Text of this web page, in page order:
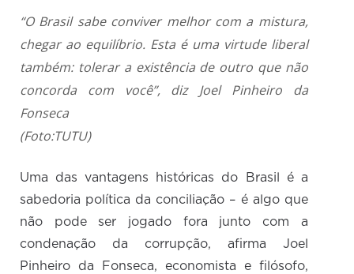
“O Brasil sabe conviver melhor com a mistura,
chegar ao equilíbrio. Esta é uma virtude liberal
também: tolerar a existência de outro que não
concorda com você”, diz Joel Pinheiro da
Fonseca
(Foto:TUTU)
Uma das vantagens históricas do Brasil é a
sabedoria política da conciliação – é algo que
não pode ser jogado fora junto com a
condenação da corrupção, afirma Joel
Pinheiro da Fonseca, economista e filósofo,